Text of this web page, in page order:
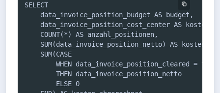
SELECT
    data_invoice_position_budget AS budget,
data_invoice_position_cost_center AS
    COUNT(*) AS anzahl_positionen,
SUM(data_invoice_position_netto) AS
    SUM(CASE
WHEN data_invoice_position_cleared =
        THEN data_invoice_position_netto
        ELSE 0